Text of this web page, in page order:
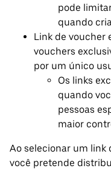
pode
quando
Link de voucher
vouchers
por um único
Os links
quando
pessoas
maior
Ao selecionar um link
você pretende